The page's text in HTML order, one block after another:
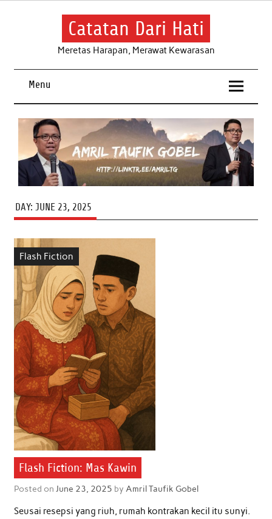
Skip
Catatan Dari Hati
Meretas Harapan, Merawat Kewarasan
Menu
DAY: JUNE 23, 2025
Flash Fiction
Flash Fiction: Mas Kawin
Posted on June 23, 2025 by Amril Taufik Gobel
Seusai resepsi yang riuh, rumah kontrakan kecil itu sunyi.